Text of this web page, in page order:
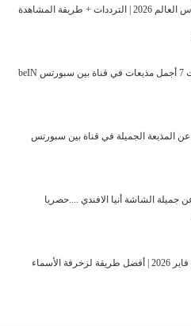
القنوات الناقلة لكأس العالم 2026 | الترددات + طريقة المشاهدة
تعرف على جنسيات 7 أجمل مذيعات في قناة بين سبورتس beIN
المذيعة الجميلة في قناة بين سبورتس
جميلة الشاشة أنيا الافندي ....حصريا
زخرفة أسماء فري فاير 2026 | أفضل طريقة لزخرفة الأسماء